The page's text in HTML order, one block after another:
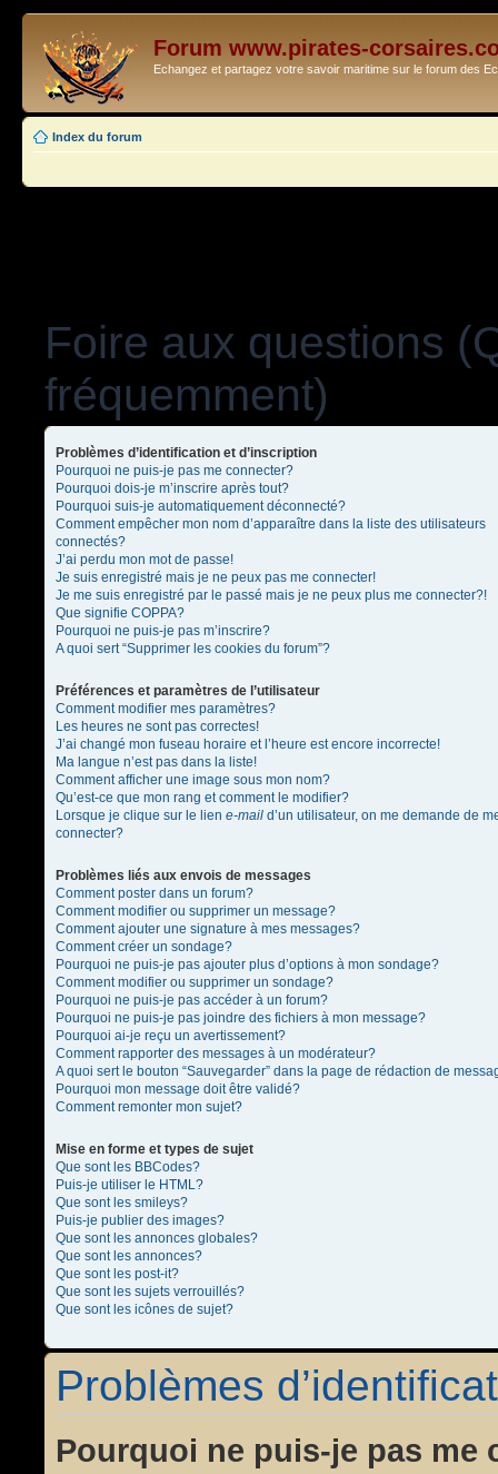
Forum www.pirates-
Echangez et partagez votre savoir maritime sur le forum des
Index du forum
Foire aux questions
fréquemment)
Problèmes d’identification et d’inscription
Pourquoi ne puis-je pas me connecter?
Pourquoi dois-je m’inscrire après tout?
Pourquoi suis-je automatiquement déconnecté?
Comment empêcher mon nom d’apparaître dans la liste des utilisateurs
connectés?
J’ai perdu mon mot de passe!
Je suis enregistré mais je ne peux pas me connecter!
Je me suis enregistré par le passé mais je ne peux plus me connecter?!
Que signifie COPPA?
Pourquoi ne puis-je pas m’inscrire?
A quoi sert “Supprimer les cookies du forum”?
Préférences et paramètres de l’utilisateur
Comment modifier mes paramètres?
Les heures ne sont pas correctes!
J’ai changé mon fuseau horaire et l’heure est encore incorrecte!
Ma langue n’est pas dans la liste!
Comment afficher une image sous mon nom?
Qu’est-ce que mon rang et comment le modifier?
Lorsque je clique sur le lien e-mail d’un utilisateur, on me demande de
connecter?
Problèmes liés aux envois de messages
Comment poster dans un forum?
Comment modifier ou supprimer un message?
Comment ajouter une signature à mes messages?
Comment créer un sondage?
Pourquoi ne puis-je pas ajouter plus d’options à mon sondage?
Comment modifier ou supprimer un sondage?
Pourquoi ne puis-je pas accéder à un forum?
Pourquoi ne puis-je pas joindre des fichiers à mon message?
Pourquoi ai-je reçu un avertissement?
Comment rapporter des messages à un modérateur?
A quoi sert le bouton “Sauvegarder” dans la page de rédaction de
Pourquoi mon message doit être validé?
Comment remonter mon sujet?
Mise en forme et types de sujet
Que sont les BBCodes?
Puis-je utiliser le HTML?
Que sont les smileys?
Puis-je publier des images?
Que sont les annonces globales?
Que sont les annonces?
Que sont les post-it?
Que sont les sujets verrouillés?
Que sont les icônes de sujet?
Problèmes
Pourquoi ne puis-je pas me